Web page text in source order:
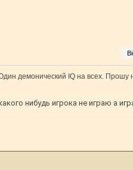
демонический IQ на всех. Прошу
нибудь игрока не играю а